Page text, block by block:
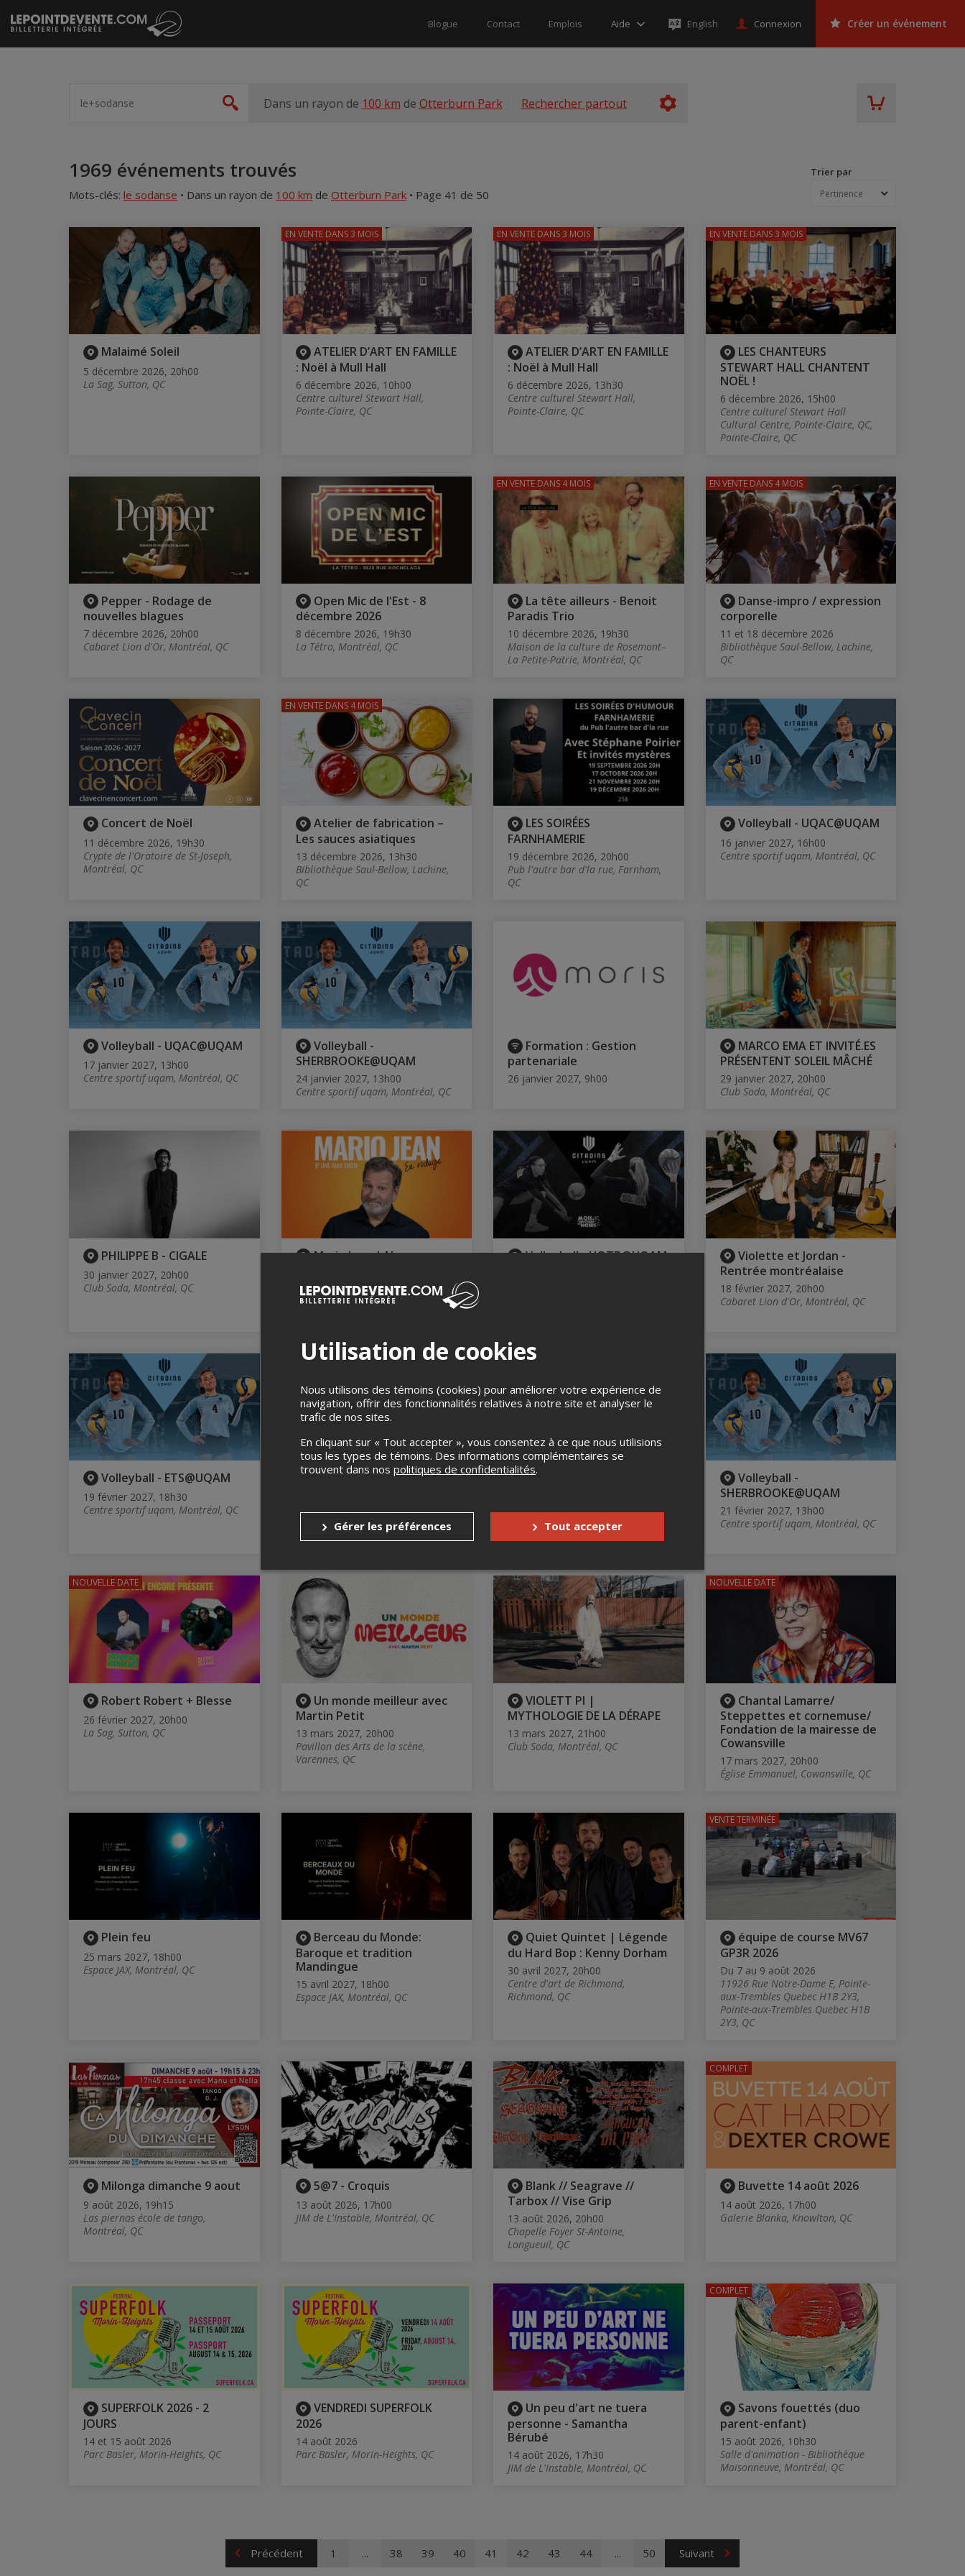
Passer
au
contenu
Blogue Contact Emplois Aide English Connexion Créer un événement
artiste,
lieu...
Rechercher
Dans un rayon de 100 km de Otterburn Park Rechercher partout
Accueil1969 événements trouvés
Mots-clés: le sodanse • Dans un rayon de 100 km de Otterburn Park • Page 41 de 50
Trier par
Malaimé Soleil
5 décembre 2026, 20h00
La Sag, Sutton, QC
ATELIER D’ART EN FAMILLE
: Noël à Mull Hall
6 décembre 2026, 10h00
Centre culturel Stewart Hall,
Pointe-Claire, QC
EN VENTE DANS 3 MOIS
ATELIER D’ART EN FAMILLE
: Noël à Mull Hall
6 décembre 2026, 13h30
Centre culturel Stewart Hall,
Pointe-Claire, QC
EN VENTE DANS 3 MOIS
LES CHANTEURS
STEWART HALL CHANTENT
NOËL !
6 décembre 2026, 15h00
Centre culturel Stewart Hall
Cultural Centre, Pointe-Claire, QC,
Pointe-Claire, QC
EN VENTE DANS 3 MOIS
Pepper - Rodage de
nouvelles blagues
7 décembre 2026, 20h00
Cabaret Lion d'Or, Montréal, QC
Open Mic de l'Est - 8
décembre 2026
8 décembre 2026, 19h30
La Tétro, Montréal, QC
La tête ailleurs - Benoit
Paradis Trio
10 décembre 2026, 19h30
Maison de la culture de Rosemont–
La Petite-Patrie, Montréal, QC
EN VENTE DANS 4 MOIS
Danse-impro / expression
corporelle
11 et 18 décembre 2026
Bibliothèque Saul-Bellow, Lachine,
QC
EN VENTE DANS 4 MOIS
Concert de Noël
11 décembre 2026, 19h30
Crypte de l'Oratoire de St-Joseph,
Montréal, QC
Atelier de fabrication –
Les sauces asiatiques
13 décembre 2026, 13h30
Bibliothèque Saul-Bellow, Lachine,
QC
EN VENTE DANS 4 MOIS
LES SOIRÉES
FARNHAMERIE
19 décembre 2026, 20h00
Pub l'autre bar d'la rue, Farnham,
QC
Volleyball - UQAC@UQAM
16 janvier 2027, 16h00
Centre sportif uqam, Montréal, QC
Volleyball - UQAC@UQAM
17 janvier 2027, 13h00
Centre sportif uqam, Montréal, QC
Volleyball -
SHERBROOKE@UQAM
24 janvier 2027, 13h00
Centre sportif uqam, Montréal, QC
Formation : Gestion
partenariale
26 janvier 2027, 9h00
MARCO EMA ET INVITÉ.ES
PRÉSENTENT SOLEIL MÂCHÉ
29 janvier 2027, 20h00
Club Soda, Montréal, QC
PHILIPPE B - CIGALE
30 janvier 2027, 20h00
Club Soda, Montréal, QC
Mario Jean | Nouveau
6 février 2027, 20h00
Centre d'art de Richmond,
Volleyball - UQTR@UQAM
Violette et Jordan -
Rentrée montréalaise
18 février 2027, 20h00
Cabaret Lion d'Or, Montréal, QC
Volleyball - ETS@UQAM
19 février 2027, 18h30
Centre sportif uqam, Montréal, QC
Promenons-nous dans les
Du 19 au 28 février 2027
Auditorium Desjardins - Cégep de
EN VENTEDANS 23 JOURS
Arielle Soucy (Première
20 février 2027, 20h00
Centre d'art de Richmond,
Volleyball -
SHERBROOKE@UQAM
21 février 2027, 13h00
Centre sportif uqam, Montréal, QC
Robert Robert + Blesse
26 février 2027, 20h00
La Sag, Sutton, QC
NOUVELLE DATE
Un monde meilleur avec
Martin Petit
13 mars 2027, 20h00
Pavillon des Arts de la scène,
Varennes, QC
VIOLETT PI |
MYTHOLOGIE DE LA DÉRAPE
13 mars 2027, 21h00
Club Soda, Montréal, QC
Chantal Lamarre/
Steppettes et cornemuse/
Fondation de la mairesse de
Cowansville
17 mars 2027, 20h00
Église Emmanuel, Cowansville, QC
NOUVELLE DATE
Plein feu
25 mars 2027, 18h00
Espace JAX, Montréal, QC
Berceau du Monde:
Baroque et tradition
Mandingue
15 avril 2027, 18h00
Espace JAX, Montréal, QC
Quiet Quintet | Légende
du Hard Bop : Kenny Dorham
30 avril 2027, 20h00
Centre d'art de Richmond,
Richmond, QC
équipe de course MV67
GP3R 2026
Du 7 au 9 août 2026
11926 Rue Notre-Dame E, Pointe-
aux-Trembles Quebec H1B 2Y3,
Pointe-aux-Trembles Quebec H1B
2Y3, QC
VENTE TERMINÉE
Milonga dimanche 9 aout
9 août 2026, 19h15
Las piernas école de tango,
Montréal, QC
5@7 - Croquis
13 août 2026, 17h00
JIM de L'Instable, Montréal, QC
Blank // Seagrave //
Tarbox // Vise Grip
13 août 2026, 20h00
Chapelle Foyer St-Antoine,
Longueuil, QC
Buvette 14 août 2026
14 août 2026, 17h00
Galerie Blanka, Knowlton, QC
COMPLET
SUPERFOLK 2026 - 2
JOURS
14 et 15 août 2026
Parc Basler, Morin-Heights, QC
VENDREDI SUPERFOLK
2026
14 août 2026
Parc Basler, Morin-Heights, QC
Un peu d'art ne tuera
personne - Samantha
Bérubé
14 août 2026, 17h30
JIM de L'Instable, Montréal, QC
Savons fouettés (duo
parent-enfant)
15 août 2026, 10h30
Salle d'animation - Bibliothèque
Maisonneuve, Montréal, QC
COMPLET
Précédent 1 ... 38 39 40 41 42 43 44 ... 50 Suivant
Utilisation de cookies
Nous utilisons des témoins (cookies) pour améliorer votre expérience de
navigation, offrir des fonctionnalités relatives à notre site et analyser le
trafic de nos sites.
En cliquant sur « Tout accepter », vous consentez à ce que nous utilisions
tous les types de témoins. Des informations complémentaires se
trouvent dans nos politiques de confidentialités.
Gérer les préférences Tout accepter